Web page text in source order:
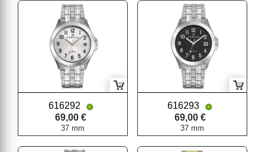
616292
69,00 €
37 mm
616293
69,00 €
37 mm